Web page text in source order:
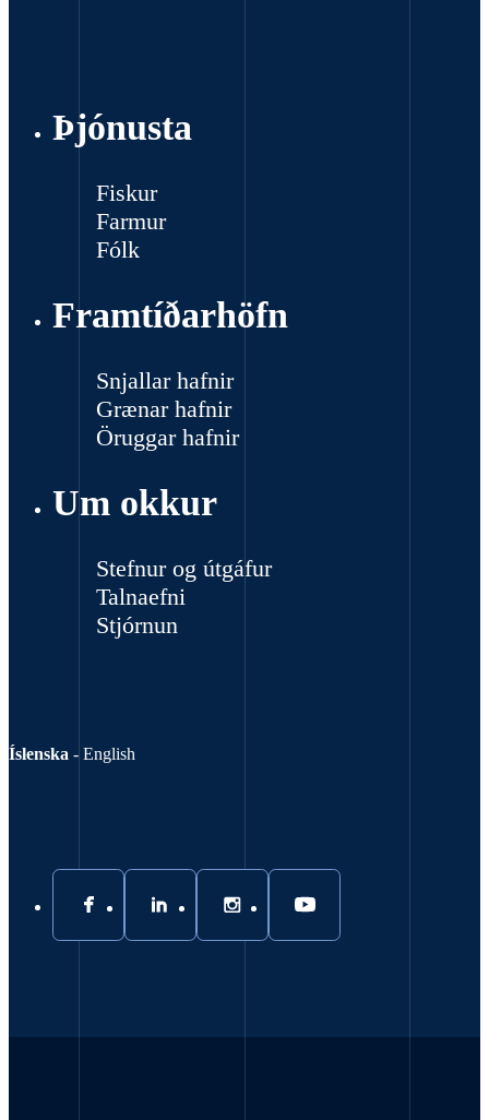
Þjónusta
Fiskur
Farmur
Fólk
Framtíðarhöfn
Snjallar hafnir
Grænar hafnir
Öruggar hafnir
Um okkur
Stefnur og útgáfur
Talnaefni
Stjórnun
Íslenska - English